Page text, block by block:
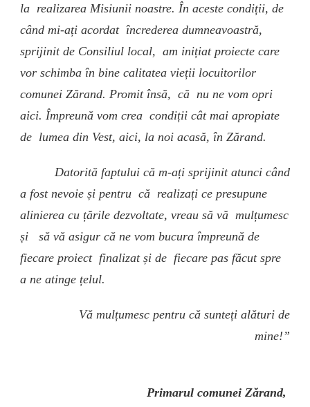
la realizarea Misiunii noastre. În aceste condiții, de
când mi-ați acordat încrederea dumneavoastră,
sprijinit de Consiliul local, am inițiat proiecte care
vor schimba în bine calitatea vieții locuitorilor
comunei Zărand. Promit însă, că nu ne vom opri
aici. Împreună vom crea condiții cât mai apropiate
de lumea din Vest, aici, la noi acasă, în Zărand.
Datorită faptului că m-ați sprijinit atunci când
a fost nevoie și pentru că realizați ce presupune
alinierea cu țările dezvoltate, vreau să vă mulțumesc
și să vă asigur că ne vom bucura împreună de
fiecare proiect finalizat și de fiecare pas făcut spre
a ne atinge țelul.
Vă mulțumesc pentru că sunteți alături de
mine!”
Primarul comunei Zărand,